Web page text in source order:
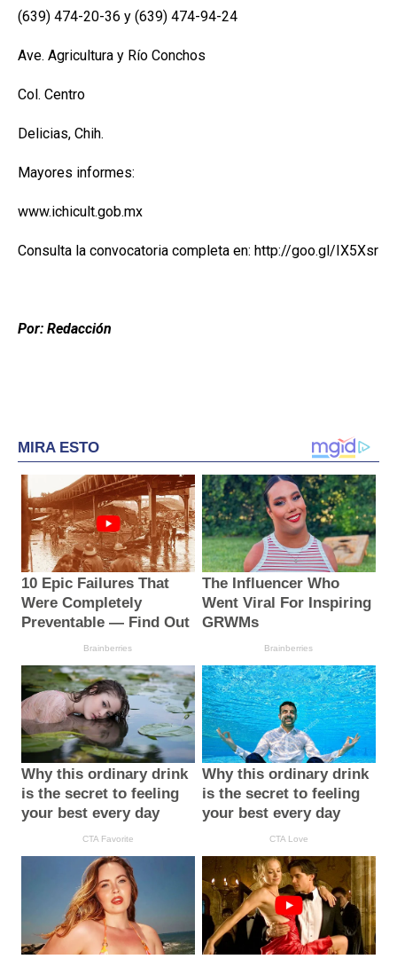
(639) 474-20-36 y (639) 474-94-24
Ave. Agricultura y Río Conchos
Col. Centro
Delicias, Chih.
Mayores informes:
www.ichicult.gob.mx
Consulta la convocatoria completa en: http://goo.gl/IX5Xsr
Por: Redacción